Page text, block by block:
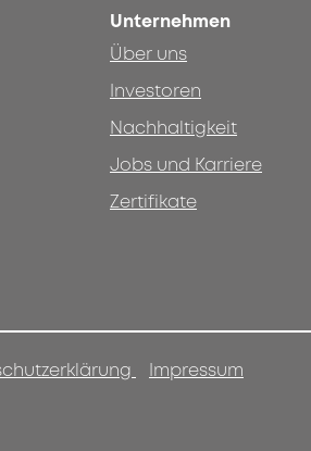
Unternehmen
Über uns
Investoren
Nachhaltigkeit
Jobs und Karriere
Zertifikate
Impressum